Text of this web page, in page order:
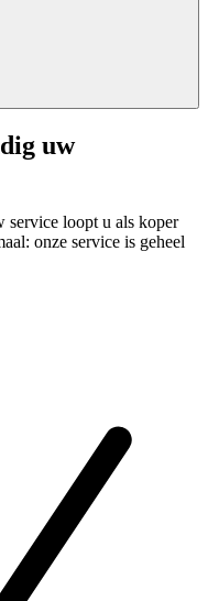
uw
service loopt u als koper
onze service is geheel